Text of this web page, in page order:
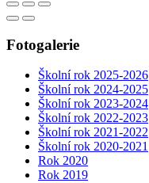
Fotogalerie
Školní rok 2025-2026
Školní rok 2024-2025
Školní rok 2023-2024
Školní rok 2022-2023
Školní rok 2021-2022
Školní rok 2020-2021
Rok 2020
Rok 2019